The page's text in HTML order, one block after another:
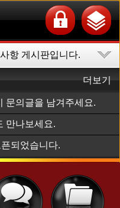
항 게시판입니다.
더보기
문의글을 남겨주세요.
만나보세요.
되었습니다.